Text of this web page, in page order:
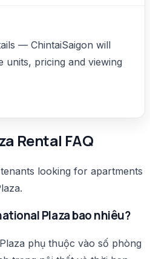
— ChintaiSaigon will
units, pricing and viewing
Rental FAQ
looking for apartments
Plaza bao nhiêu?
phụ thuộc vào số phòng